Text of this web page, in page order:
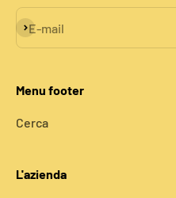
E-mail
Iscriviti alla newsletter
Menu footer
Cerca
L'azienda